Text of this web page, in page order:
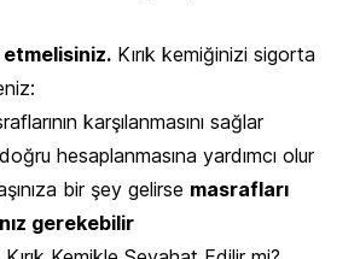
Kırık kemiğinizi sigorta
karşılanmasını sağlar
hesaplanmasına yardımcı olur
bir şey gelirse masrafları
gerekebilir